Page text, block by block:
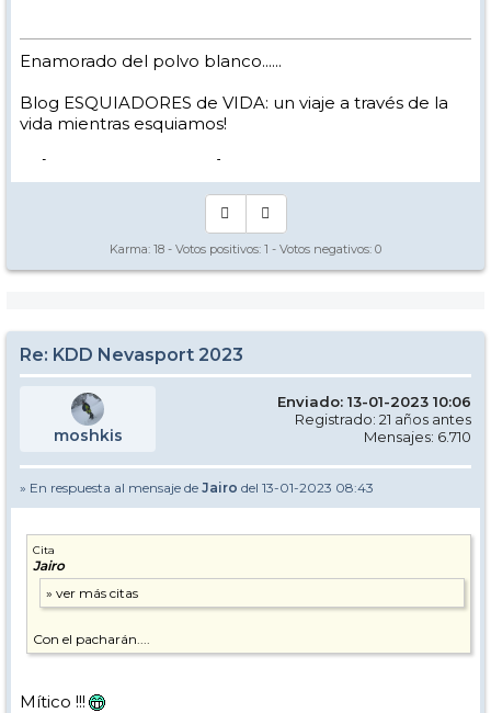
Enamorado del polvo blanco......
Blog ESQUIADORES de VIDA: un viaje a través de la
vida mientras esquiamos!
-> [
]
Karma: 18 - Votos positivos: 1 - Votos negativos: 0
Re: KDD Nevasport 2023
moshkis
Enviado: 13-01-2023 10:06
Registrado: 21 años antes
Mensajes: 6.710
» En respuesta al mensaje de Jairo del 13-01-2023 08:43
Cita
Jairo
Con el pacharán....
Mítico !!!